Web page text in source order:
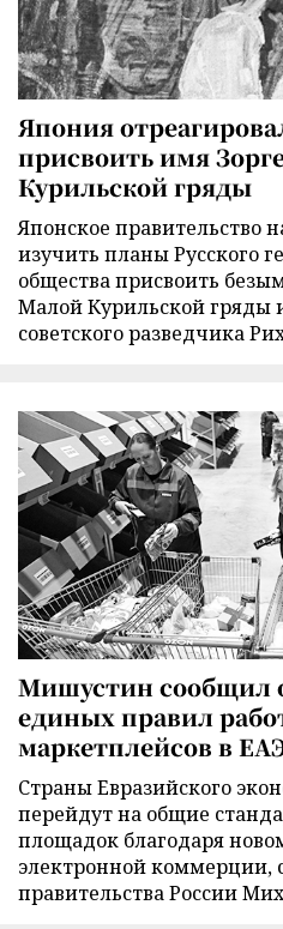
Япония
присвоить имя
Курильской гряды
Японское правительство
изучить планы Русского
общества присвоить
Малой Курильской гряды
советского разведчика
Мишустин сообщил
единых правил
маркетплейсов в
Страны Евразийского
перейдут на общие
площадок благодаря
электронной коммерции,
правительства России